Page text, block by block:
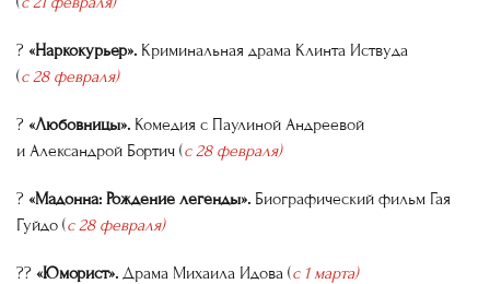
? «Наркокурьер». Криминальная драма Клинта Иствуда
(с 28 февраля)
? «Любовницы». Комедия с Паулиной Андреевой
и Александрой Бортич (с 28 февраля)
? «Мадонна: Рождение легенды». Биографический фильм Гая
Гуйдо (с 28 февраля)
?? «Юморист». Драма Михаила Идова (с 1 марта)